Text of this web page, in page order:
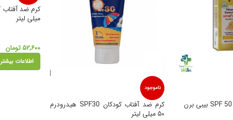
ناموجود
کرم ضد آفتاب کودکان SPF30 هیدرودرم
۵۰ میلی لیتر
میلی لیتر
۵۲,۶۰۰تومان
اطلاعات بیشتر